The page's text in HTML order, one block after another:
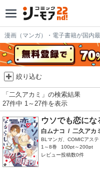
漫画（マンガ）・電子書籍が国内
絞り込む
「二久アカミ」の検索結果
27件中 1～27件を表示
ウソでも恋にな
白ムナコ / 二久アカ
BLマンガ、COMICアステ
1～8巻
100pt～200pt
レビュー投稿数0件